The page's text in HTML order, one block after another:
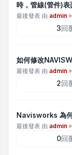
時，管線(管件)表
最後發表 由 admin »
3回
如何修改
最後發表 由 admin »
2回
Navisworks 為
最後發表 由 admin »
0回